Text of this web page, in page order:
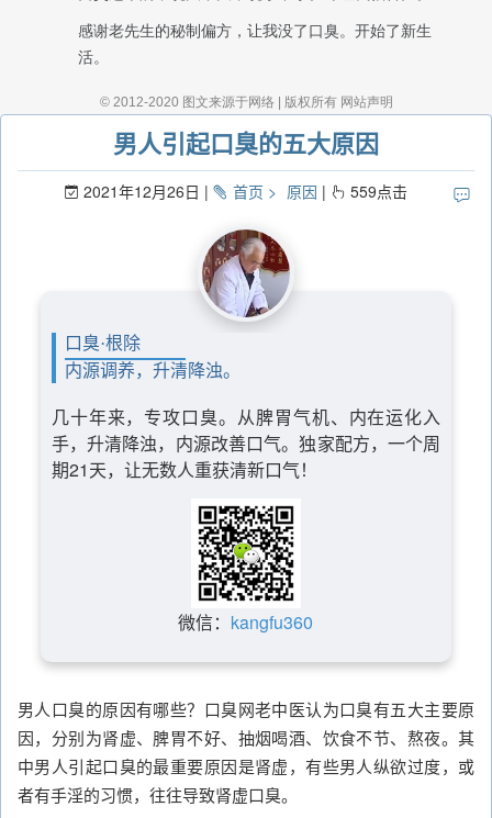
男人引起口臭的五大原因
2021年12月26日 首页 原因 559点击
口臭·根除
内源调养，升清降浊。
几十年来，专攻口臭。从脾胃气机、内在运化入
手，升清降浊，内源改善口气。独家配方，一个周
期21天，让无数人重获清新口气！
微信： kangfu360
男人口臭的原因有哪些？口臭网老中医认为口臭有五大主要原
因，分别为肾虚、脾胃不好、抽烟喝酒、饮食不节、熬夜。其
中男人引起口臭的最重要原因是肾虚，有些男人纵欲过度，或
者有手淫的习惯，往往导致肾虚口臭。